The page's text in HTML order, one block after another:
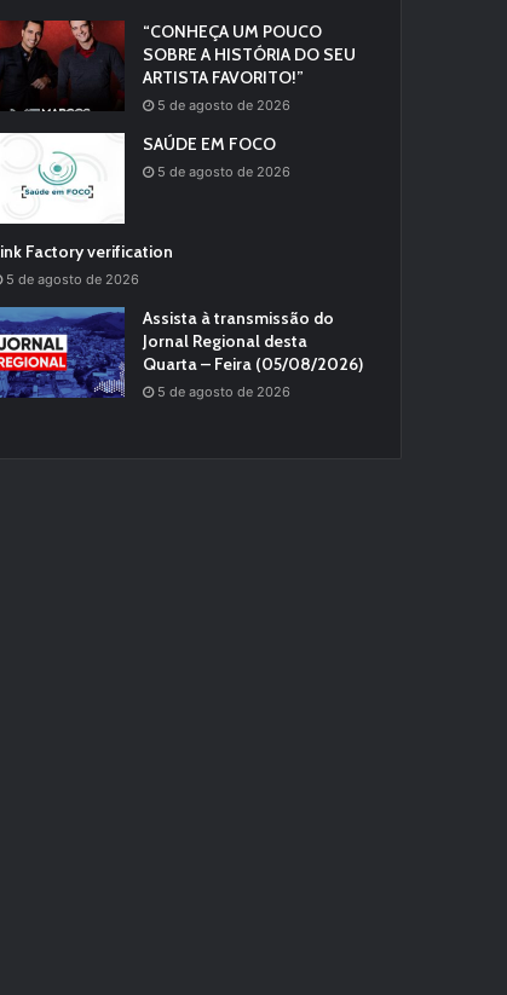
“CONHEÇA UM POUCO
SOBRE A HISTÓRIA DO SEU
ARTISTA FAVORITO!”
5 de agosto de 2026
SAÚDE EM FOCO
5 de agosto de 2026
Factory verification
5 de agosto de 2026
Assista à transmissão do
Jornal Regional desta
Quarta – Feira (05/08/2026)
5 de agosto de 2026